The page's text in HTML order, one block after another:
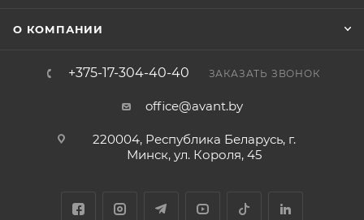
О КОМПАНИИ
+375-17-304-40-40 ЗАКАЗАТЬ ЗВОНОК
office@avant.by
220004, Республика Беларусь, г.
Минск, ул. Короля, 45